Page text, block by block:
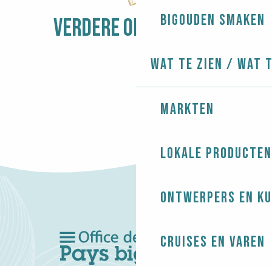
Bigouden smaken
Wat te zien / Wat
Markten
Lokale producten
Ontwerpers en
Cruises en varen
Concerts chez Cathy
VERDERE ONTDEKKING
MARKTEN